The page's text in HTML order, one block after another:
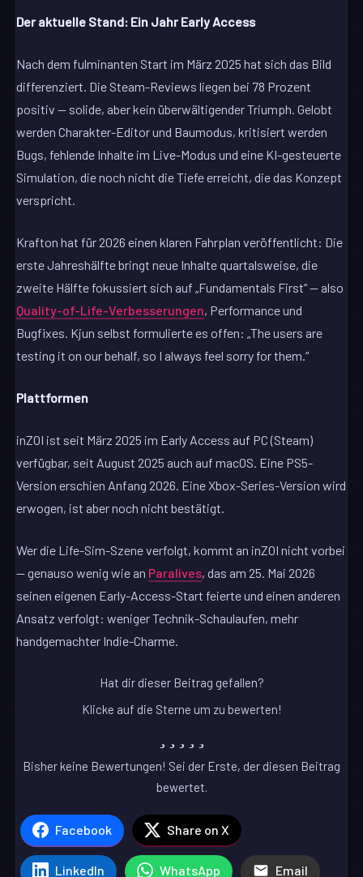
Der aktuelle Stand: Ein Jahr Early Access
Nach dem fulminanten Start im März 2025 hat sich das Bild
differenziert. Die Steam-Reviews liegen bei 78 Prozent
positiv — solide, aber kein überwältigender Triumph. Gelobt
werden Charakter-Editor und Baumodus, kritisiert werden
Bugs, fehlende Inhalte im Live-Modus und eine KI-gesteuerte
Simulation, die noch nicht die Tiefe erreicht, die das Konzept
verspricht.
Krafton hat für 2026 einen klaren Fahrplan veröffentlicht: Die
erste Jahreshälfte bringt neue Inhalte quartalsweise, die
zweite Hälfte fokussiert sich auf „Fundamentals First“ — also
Quality-of-Life-Verbesserungen, Performance und
Bugfixes. Kjun selbst formulierte es offen: „The users are
testing it on our behalf, so I always feel sorry for them.“
Plattformen
inZOI ist seit März 2025 im Early Access auf PC (Steam)
verfügbar, seit August 2025 auch auf macOS. Eine PS5-
Version erschien Anfang 2026. Eine Xbox-Series-Version wird
erwogen, ist aber noch nicht bestätigt.
Wer die Life-Sim-Szene verfolgt, kommt an inZOI nicht vorbei
— genauso wenig wie an Paralives, das am 25. Mai 2026
seinen eigenen Early-Access-Start feierte und einen anderen
Ansatz verfolgt: weniger Technik-Schaulaufen, mehr
handgemachter Indie-Charme.
Hat dir dieser Beitrag gefallen?
Klicke auf die Sterne um zu bewerten!
Bisher keine Bewertungen! Sei der Erste, der diesen Beitrag
bewertet.
Facebook Share on X
LinkedIn WhatsApp Email